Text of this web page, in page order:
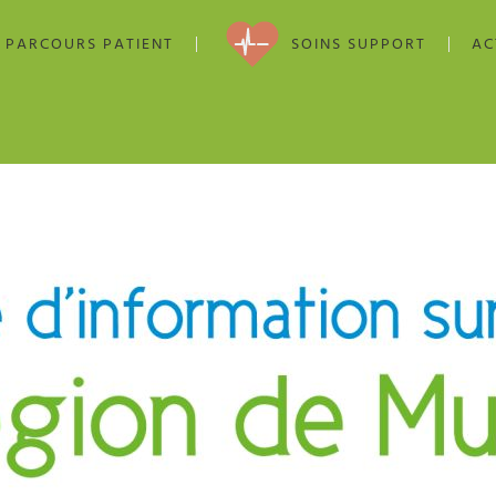
PARCOURS PATIENT SOINS SUPPORT